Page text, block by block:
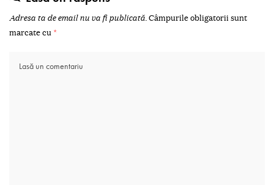
Adresa ta de email nu va fi publicată.Câmpurile obligatorii sunt
marcate cu *